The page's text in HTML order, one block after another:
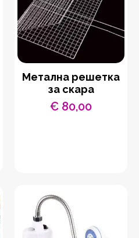
Метална решетка
за скара
€ 80,00